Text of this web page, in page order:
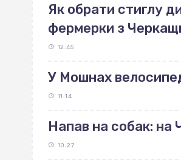
Як обрати стиглу
фермерки з
12:45
У Мошнах
11:14
Напав на собак: на
10:27